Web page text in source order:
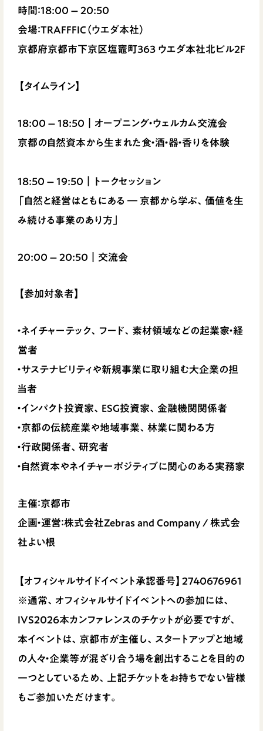
時間：18:00 – 20:50
会場：TRAFFFIC（ウエダ本社）
京都府京都市下京区塩竈町363 ウエダ本社北ビル2F
【タイムライン】
18:00 – 18:50｜オープニング・ウェルカム交流会
京都の自然資本から生まれた食・酒・器・香りを体験
18:50 – 19:50｜トークセッション
「自然と経営はともにある ― 京都から学ぶ、価値を生
み続ける事業のあり方」
20:00 – 20:50｜交流会
【参加対象者】
・ネイチャーテック、フード、素材領域などの起業家・経
営者
・サステナビリティや新規事業に取り組む大企業の担
当者
・インパクト投資家、ESG投資家、金融機関関係者
・京都の伝統産業や地域事業、林業に関わる方
・行政関係者、研究者
・自然資本やネイチャーポジティブに関心のある実務家
主催：京都市
企画・運営：株式会社Zebras and Company / 株式会
社よい根
【オフィシャルサイドイベント承認番号】2740676961
※通常、オフィシャルサイドイベントへの参加には、
IVS2026本カンファレンスのチケットが必要ですが、
本イベントは、京都市が主催し、スタートアップと地域
の人々・企業等が混ざり合う場を創出することを目的の
一つとしているため、上記チケットをお持ちでない皆様
もご参加いただけます。